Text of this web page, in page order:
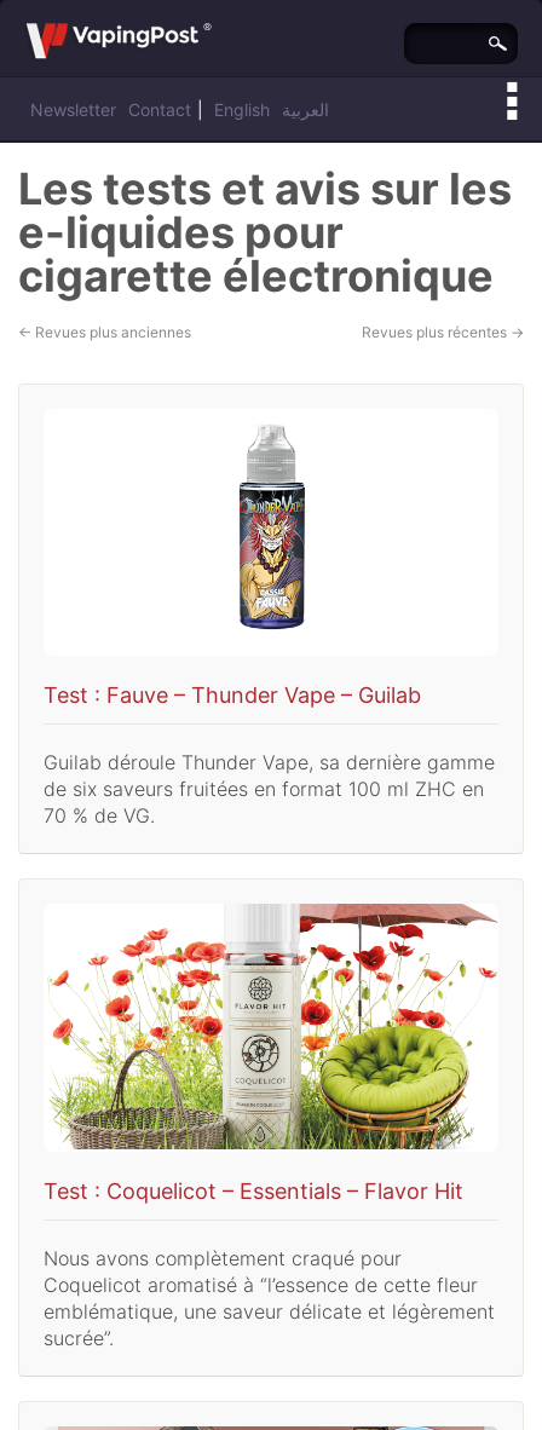
Newsletter Contact English العربية
Les tests et avis sur les
e-liquides pour
cigarette électronique
← Revues plus anciennes Revues plus récentes →
Test : Fauve – Thunder Vape – Guilab
Guilab déroule Thunder Vape, sa dernière gamme
de six saveurs fruitées en format 100 ml ZHC en
70 % de VG.
Test : Coquelicot – Essentials – Flavor Hit
Nous avons complètement craqué pour
Coquelicot aromatisé à “l’essence de cette fleur
emblématique, une saveur délicate et légèrement
sucrée”.